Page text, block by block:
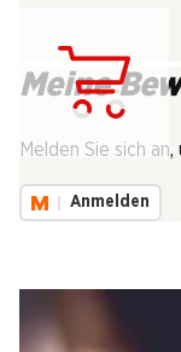
Meine
Melden Sie sich
Anmelden